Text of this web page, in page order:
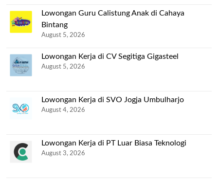
Lowongan Guru Calistung Anak di Cahaya
Bintang
August 5, 2026
Lowongan Kerja di CV Segitiga Gigasteel
August 5, 2026
Lowongan Kerja di SVO Jogja Umbulharjo
August 4, 2026
Lowongan Kerja di PT Luar Biasa Teknologi
August 3, 2026